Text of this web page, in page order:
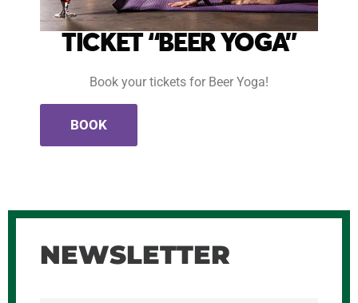
TICKET “BEER YOGA”
Book your tickets for Beer Yoga!
BOOK
NEWSLETTER